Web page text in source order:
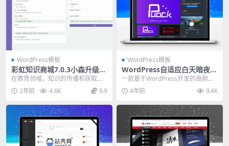
WordPress模板
彩虹知识商城7.0.3小森升级版
新增供货商开心版
在教育领域，知识的传播和获取是
至关重要的。为了更好地满足用户
的学习需求，彩虹知识...
2年前 4.6K 9.9
WordPress模板
WordPress自适应白天暗夜高
颜值无刷新加载首页支持三种
布局 v2.4
一款基于WordPress开发的高颜值
的自适应主题，支持白天与黑夜模
式。首页支持...
4年前 9.4K